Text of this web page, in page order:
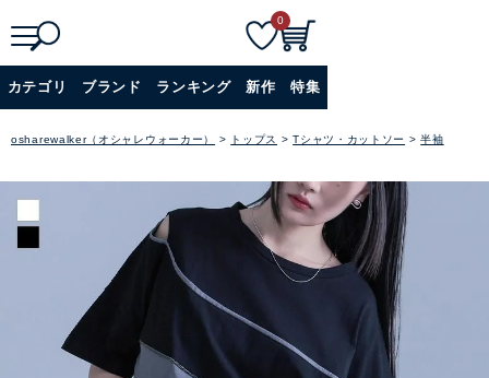
詳細検索
0
カテゴリ ブランド ランキング 新作 特集
osharewalker（オシャレウォーカー） トップス Tシャツ・カットソー 半袖